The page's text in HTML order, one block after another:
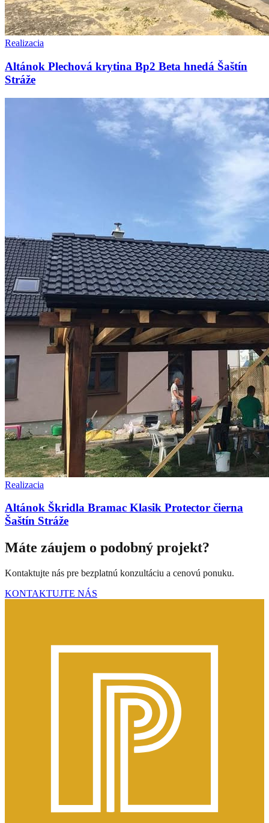
Realizacia
Altánok Plechová krytina Bp2 Beta hnedá Šaštín
Stráže
Realizacia
Altánok Škridla Bramac Klasik Protector čierna
Šaštín Stráže
Máte záujem o podobný projekt?
Kontaktujte nás pre bezplatnú konzultáciu a cenovú ponuku.
KONTAKTUJTE NÁS